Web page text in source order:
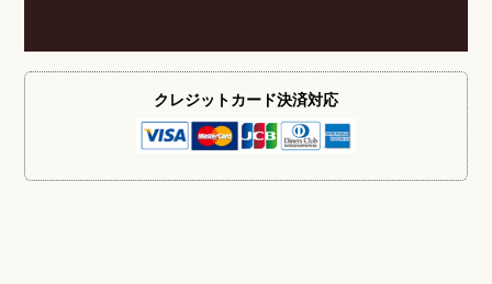
クレジットカード決済対応